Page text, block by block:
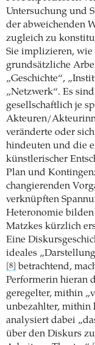
Untersuchung und
der abweichenden
zugleich zu
Sie implizieren, wie
grundsätzliche
„Geschichte“,
„Netzwerk“. Es
gesellschaftlich je
Akteuren/
veränderte oder
hindeuten und die
künstlerischer
Plan und
changierenden
verknüpften
Heteronomie
Matzkes kürzlich
Eine
ideales
[8]
betrachtend,
Performerin hieran
geregelter, mithin
unbezahlter, mithin
analysiert dabei
über den Diskurs